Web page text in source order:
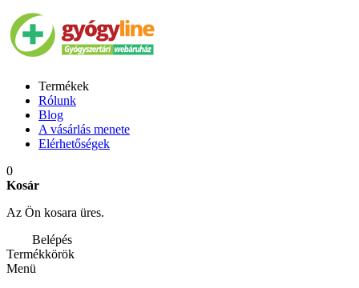
Termékek
Rólunk
Blog
A vásárlás menete
Elérhetőségek
0
Kosár
Az Ön kosara üres.
Belépés
Termékkörök
Menü